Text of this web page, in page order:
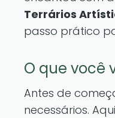
Terrários
passo prático
O que você
Antes de
necessários.